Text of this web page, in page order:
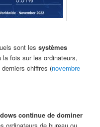
sont lessystèmes
la fois sur les ordinateurs,
chiffres (novembre
continue de dominer